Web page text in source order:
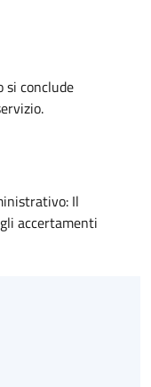
si conclude
Il
accertamenti